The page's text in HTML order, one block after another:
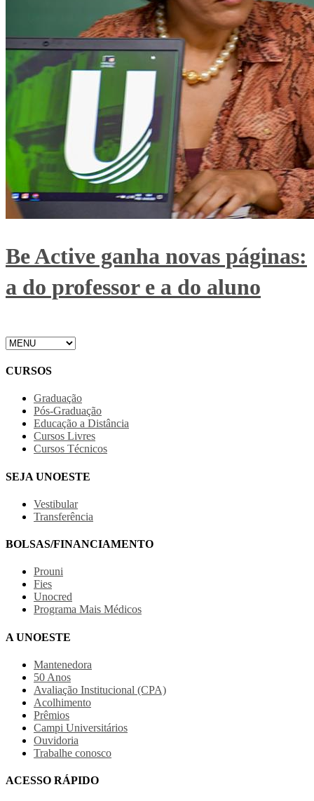
Be Active ganha novas páginas:
a do professor e a do aluno
CURSOS
Graduação
Pós-Graduação
Educação a Distância
Cursos Livres
Cursos Técnicos
SEJA UNOESTE
Vestibular
Transferência
BOLSAS/FINANCIAMENTO
Prouni
Fies
Unocred
Programa Mais Médicos
A UNOESTE
Mantenedora
50 Anos
Avaliação Institucional (CPA)
Acolhimento
Prêmios
Campi Universitários
Ouvidoria
Trabalhe conosco
ACESSO RÁPIDO